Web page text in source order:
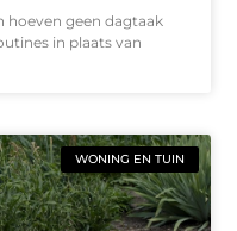
hoeven geen dagtaak
in plaats van
WONING EN TUIN